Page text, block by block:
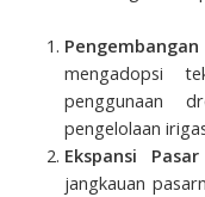
mengadopsi
penggunaan
pengelolaan
Ekspansi Pasar
jangkauan